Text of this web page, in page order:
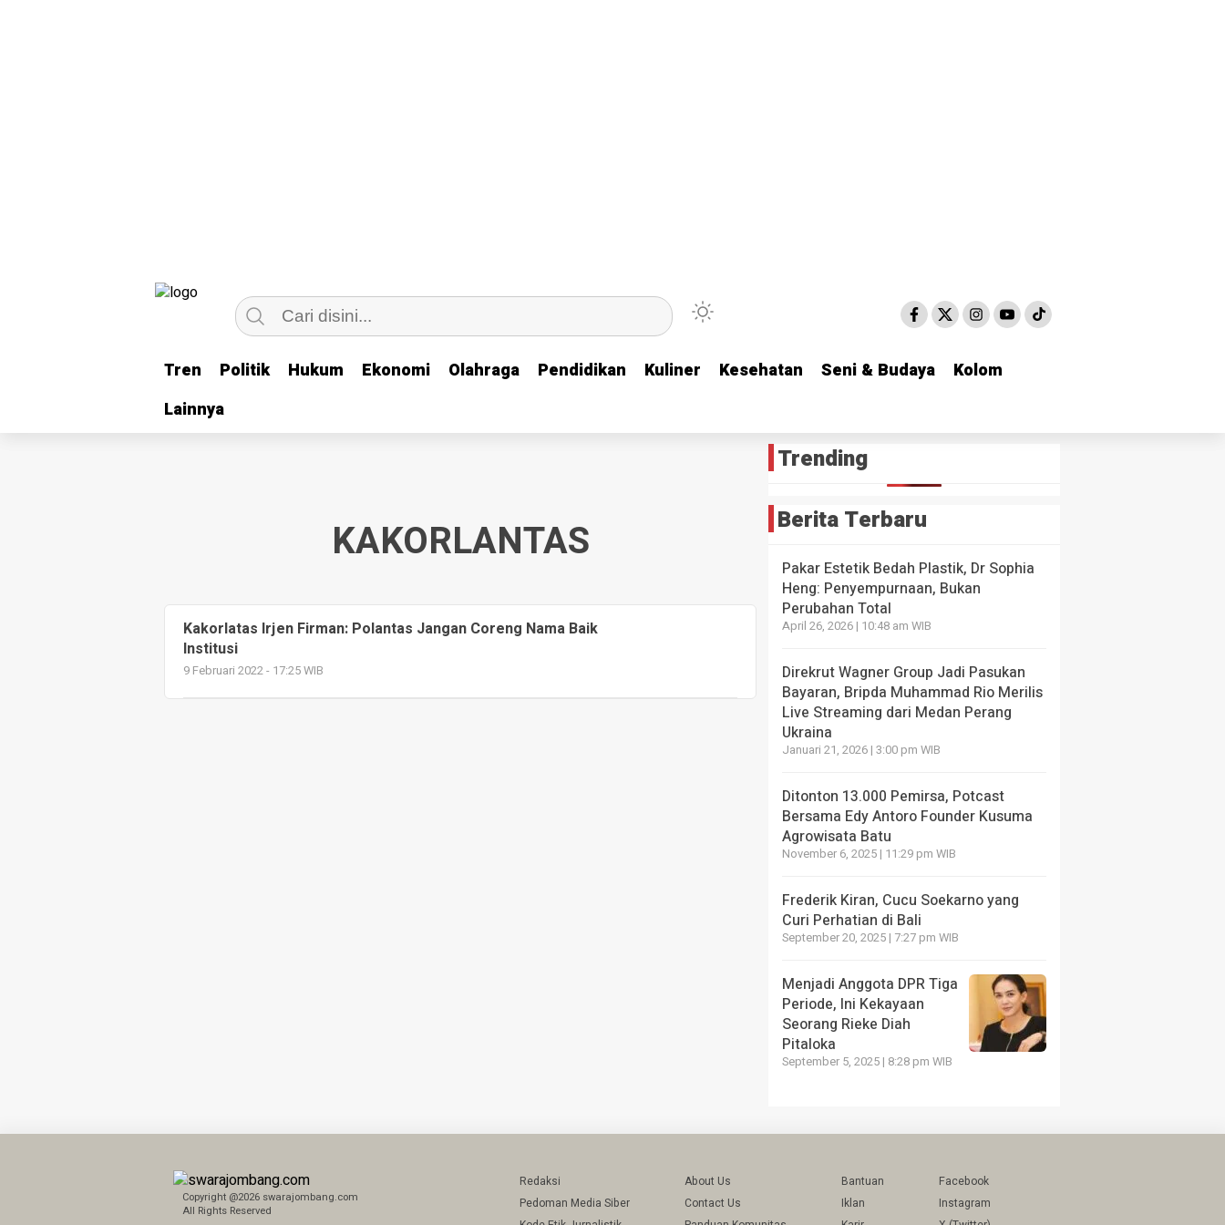
Tren Politik Hukum Ekonomi Olahraga Pendidikan Kuliner Kesehatan Seni & Budaya
Kolom
Lainnya
Tren Politik Hukum Ekonomi Olahraga Pendidikan Kuliner Kesehatan Seni & Budaya
Kolom
Lainnya
KAKORLANTAS
Kakorlatas Irjen Firman: Polantas Jangan Coreng Nama Baik
Institusi
9 Februari 2022 - 17:25 WIB
Trending
Berita Terbaru
Pakar Estetik Bedah Plastik, Dr Sophia
Heng: Penyempurnaan, Bukan
Perubahan Total
April 26, 2026 | 10:48 am WIB
Direkrut Wagner Group Jadi Pasukan
Bayaran, Bripda Muhammad Rio Merilis
Live Streaming dari Medan Perang
Ukraina
Januari 21, 2026 | 3:00 pm WIB
Ditonton 13.000 Pemirsa, Potcast
Bersama Edy Antoro Founder Kusuma
Agrowisata Batu
November 6, 2025 | 11:29 pm WIB
Frederik Kiran, Cucu Soekarno yang
Curi Perhatian di Bali
September 20, 2025 | 7:27 pm WIB
Menjadi Anggota DPR Tiga
Periode, Ini Kekayaan
Seorang Rieke Diah
Pitaloka
September 5, 2025 | 8:28 pm WIB
Copyright @2026 swarajombang.com
All Rights Reserved
Redaksi
Pedoman Media Siber
About Us
Contact Us
Bantuan
Iklan
Facebook
Instagram